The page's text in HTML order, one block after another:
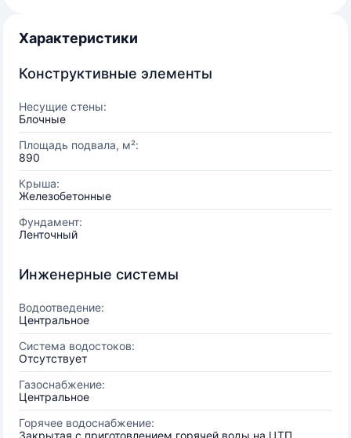
Характеристики
Конструктивные элементы
Несущие стены:
Блочные
Площадь подвала, м²:
890
Крыша:
Железобетонные
Фундамент:
Ленточный
Инженерные системы
Водоотведение:
Центральное
Система водостоков:
Отсутствует
Газоснабжение:
Центральное
Горячее водоснабжение:
Закрытая с приготовлением горячей воды на ЦТП